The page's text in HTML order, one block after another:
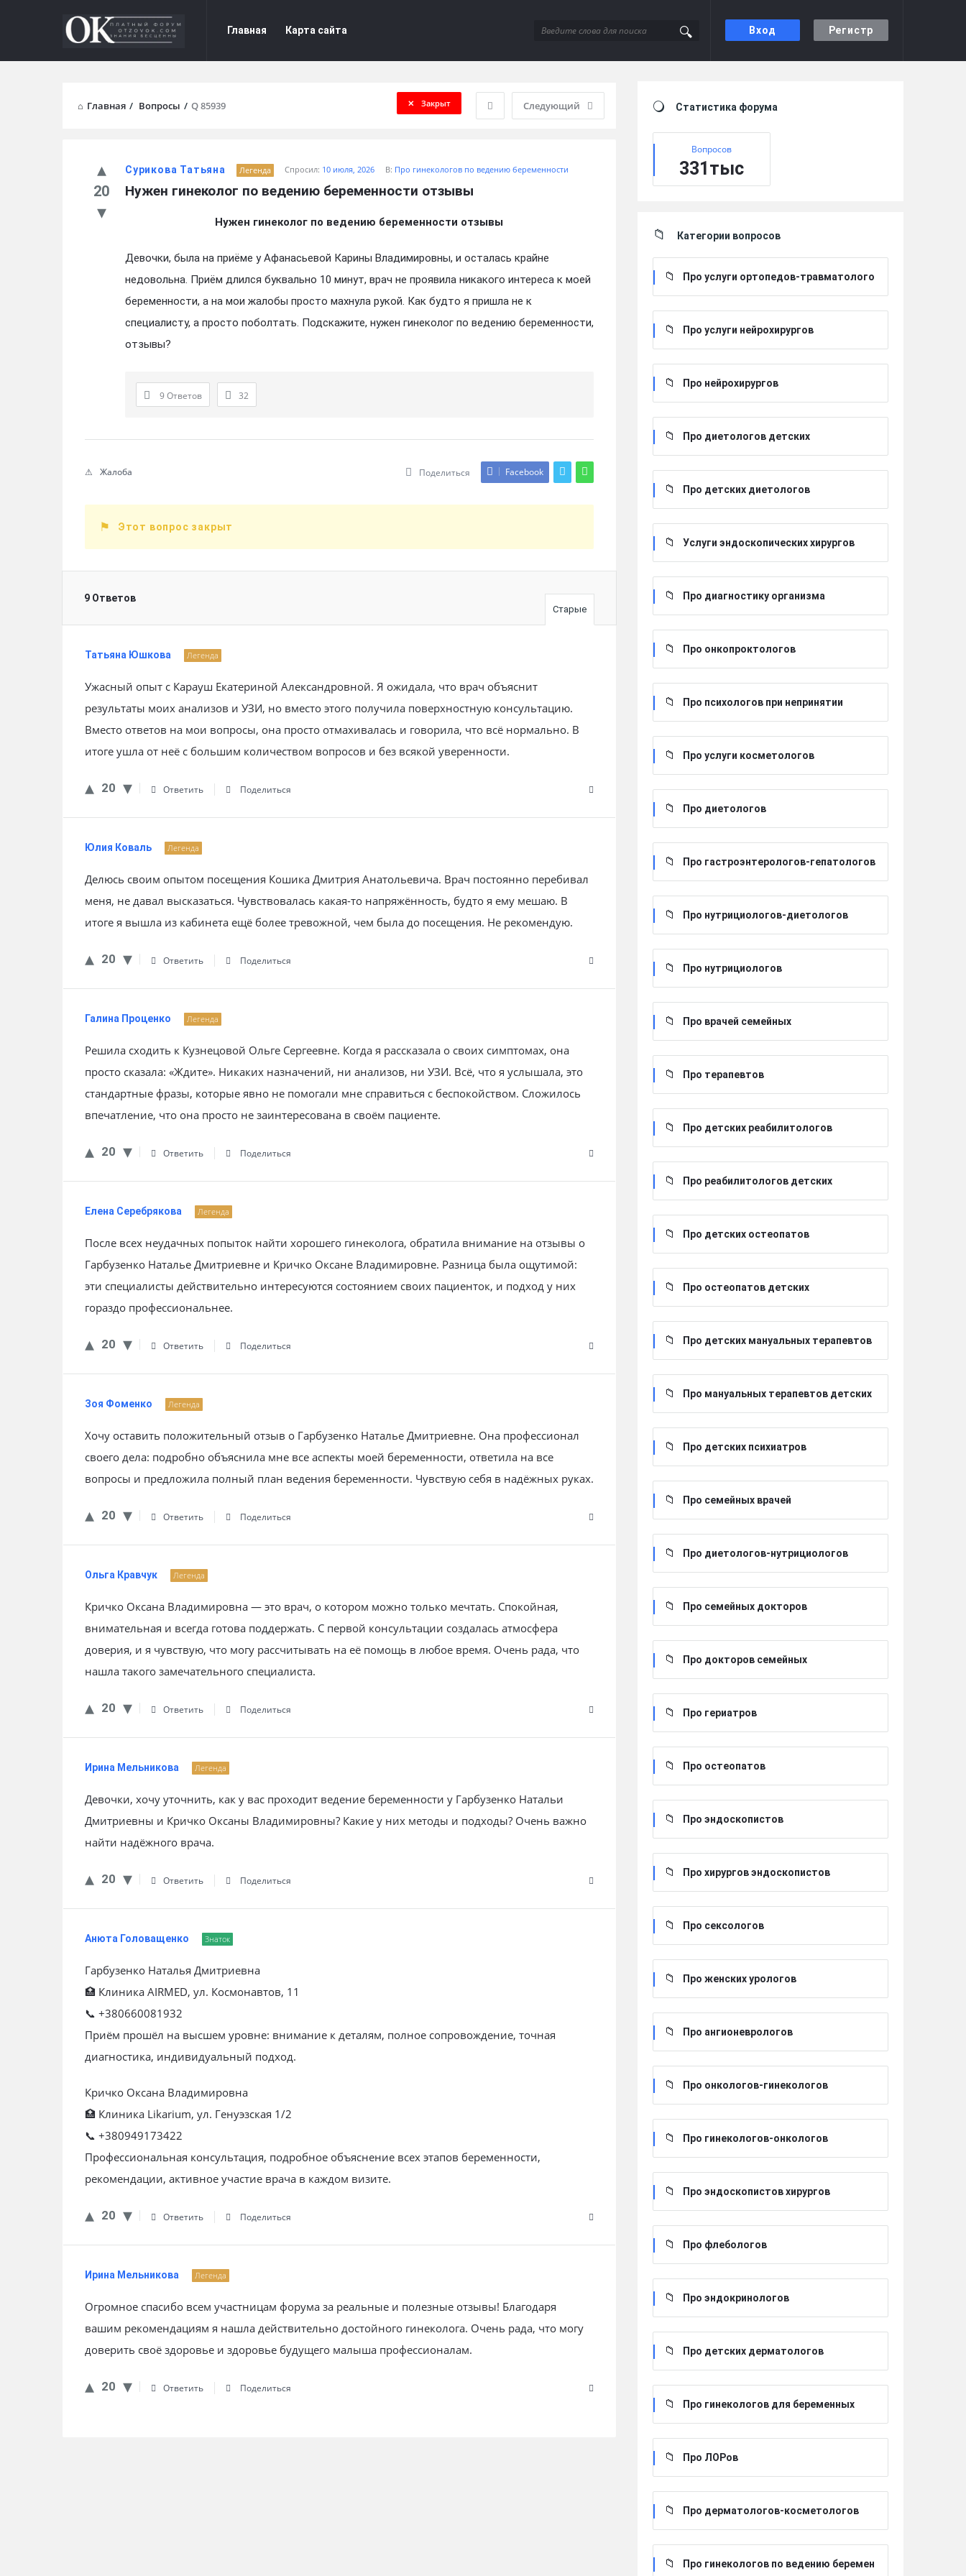
Вход Регистр
Форум
Отзывы
Отзывы
Navigation
Главная Карта сайта
Главная / Вопросы / Q 85939 Следующий
Закрыт
Сурикова Татьяна Легенда Спросил: 10 июля, 2026 В: Про гинекологов по ведению беременности
Нужен гинеколог по ведению беременности отзывы
20
Нужен гинеколог по ведению беременности отзывы
Девочки, была на приёме у Афанасьевой Карины Владимировны, и осталась крайне
недовольна. Приём длился буквально 10 минут, врач не проявила никакого интереса к моей
беременности, а на мои жалобы просто махнула рукой. Как будто я пришла не к
специалисту, а просто поболтать. Подскажите, нужен гинеколог по ведению беременности,
отзывы?
9 Ответов 32
Поделиться Facebook
Жалоба
Этот вопрос закрыт
9 Ответов
Старые
Татьяна Юшкова Легенда
Ужасный опыт с Карауш Екатериной Александровной. Я ожидала, что врач объяснит
результаты моих анализов и УЗИ, но вместо этого получила поверхностную консультацию.
Вместо ответов на мои вопросы, она просто отмахивалась и говорила, что всё нормально. В
итоге ушла от неё с большим количеством вопросов и без всякой уверенности.
20 Ответить Поделиться
Юлия Коваль Легенда
Делюсь своим опытом посещения Кошика Дмитрия Анатольевича. Врач постоянно перебивал
меня, не давал высказаться. Чувствовалась какая-то напряжённость, будто я ему мешаю. В
итоге я вышла из кабинета ещё более тревожной, чем была до посещения. Не рекомендую.
20 Ответить Поделиться
Галина Проценко Легенда
Решила сходить к Кузнецовой Ольге Сергеевне. Когда я рассказала о своих симптомах, она
просто сказала: «Ждите». Никаких назначений, ни анализов, ни УЗИ. Всё, что я услышала, это
стандартные фразы, которые явно не помогали мне справиться с беспокойством. Сложилось
впечатление, что она просто не заинтересована в своём пациенте.
20 Ответить Поделиться
Елена Серебрякова Легенда
После всех неудачных попыток найти хорошего гинеколога, обратила внимание на отзывы о
Гарбузенко Наталье Дмитриевне и Кричко Оксане Владимировне. Разница была ощутимой:
эти специалисты действительно интересуются состоянием своих пациенток, и подход у них
гораздо профессиональнее.
20 Ответить Поделиться
Зоя Фоменко Легенда
Хочу оставить положительный отзыв о Гарбузенко Наталье Дмитриевне. Она профессионал
своего дела: подробно объяснила мне все аспекты моей беременности, ответила на все
вопросы и предложила полный план ведения беременности. Чувствую себя в надёжных руках.
20 Ответить Поделиться
Ольга Кравчук Легенда
Кричко Оксана Владимировна — это врач, о котором можно только мечтать. Спокойная,
внимательная и всегда готова поддержать. С первой консультации создалась атмосфера
доверия, и я чувствую, что могу рассчитывать на её помощь в любое время. Очень рада, что
нашла такого замечательного специалиста.
20 Ответить Поделиться
Ирина Мельникова Легенда
Девочки, хочу уточнить, как у вас проходит ведение беременности у Гарбузенко Натальи
Дмитриевны и Кричко Оксаны Владимировны? Какие у них методы и подходы? Очень важно
найти надёжного врача.
20 Ответить Поделиться
Анюта Головащенко Знаток
Гарбузенко Наталья Дмитриевна
🏥 Клиника AIRMED, ул. Космонавтов, 11
📞 +380660081932
Приём прошёл на высшем уровне: внимание к деталям, полное сопровождение, точная
диагностика, индивидуальный подход.
Кричко Оксана Владимировна
🏥 Клиника Likarium, ул. Генуэзская 1/2
📞 +380949173422
Профессиональная консультация, подробное объяснение всех этапов беременности,
рекомендации, активное участие врача в каждом визите.
20 Ответить Поделиться
Ирина Мельникова Легенда
Огромное спасибо всем участницам форума за реальные и полезные отзывы! Благодаря
вашим рекомендациям я нашла действительно достойного гинеколога. Очень рада, что могу
доверить своё здоровье и здоровье будущего малыша профессионалам.
20 Ответить Поделиться
Статистика форума
Вопросов
331тыс
Категории вопросов
Про услуги ортопедов-травматолого
Про услуги нейрохирургов
Про нейрохирургов
Про диетологов детских
Про детских диетологов
Услуги эндоскопических хирургов
Про диагностику организма
Про онкопроктологов
Про психологов при непринятии
Про услуги косметологов
Про диетологов
Про гастроэнтерологов-гепатологов
Про нутрициологов-диетологов
Про нутрициологов
Про врачей семейных
Про терапевтов
Про детских реабилитологов
Про реабилитологов детских
Про детских остеопатов
Про остеопатов детских
Про детских мануальных терапевтов
Про мануальных терапевтов детских
Про детских психиатров
Про семейных врачей
Про диетологов-нутрициологов
Про семейных докторов
Про докторов семейных
Про гериатров
Про остеопатов
Про эндоскопистов
Про хирургов эндоскопистов
Про сексологов
Про женских урологов
Про ангионеврологов
Про онкологов-гинекологов
Про гинекологов-онкологов
Про эндоскопистов хирургов
Про флебологов
Про эндокринологов
Про детских дерматологов
Про гинекологов для беременных
Про ЛОРов
Про дерматологов-косметологов
Про гинекологов по ведению беремен